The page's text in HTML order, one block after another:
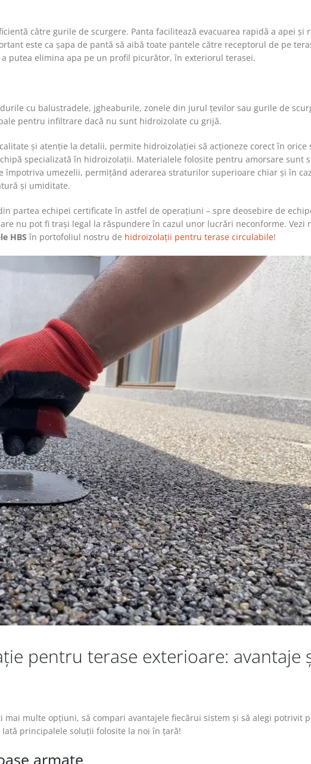
către gurile de scurgere. Panta facilitează evacuarea rapidă a apei și
este ca șapa de pantă să aibă toate pantele către receptorul de pe
putea elimina apa pe un profil picurător, în exteriorul terasei.
cu balustradele, jgheaburile, zonele din jurul țevilor sau gurile de
pentru infiltrare dacă nu sunt hidroizolate cu grijă.
și atenție la detalii, permite hidroizolației să acționeze corect în orice
specializată în hidroizolații. Materialele folosite pentru amorsare sunt
împotriva umezelii, permițând aderarea straturilor superioare chiar și în
și umiditate.
partea echipei certificate în astfel de operațiuni – spre deosebire de
nu pot fi trași legal la răspundere în cazul unor lucrări neconforme. Vezi
HBS în portofoliul nostru de hidroizolații pentru terase circulabile!
pentru terase exterioare: avantaje
mai multe opțiuni, să compari avantajele fiecărui sistem și să alegi potrivit
principalele soluții folosite la noi în țară!
armate